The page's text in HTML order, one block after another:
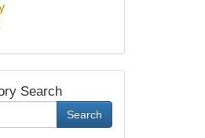
Search
Search